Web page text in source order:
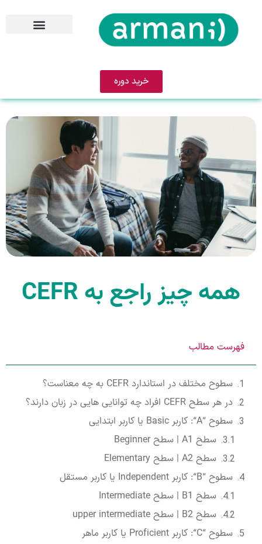
خرید دوره
همه چیز راجع به CEFR
فهرست مطالب
سطوح مختلف در استاندارد CEFR به چه معناست؟
در هر سطح CEFR افراد چه توانایی هایی در زبان دارند؟
سطوح “A“: کاربر Basic یا کاربر ابتدایی
سطح A1 | سطح Beginner
سطح A2 | سطح Elementary
سطوح “B“: کاربر Independent یا کاربر مستقل
سطح B1 | سطح Intermediate
سطح B2 | سطح upper intermediate
سطوح “C“: کاربر Proficient یا کاربر ماهر